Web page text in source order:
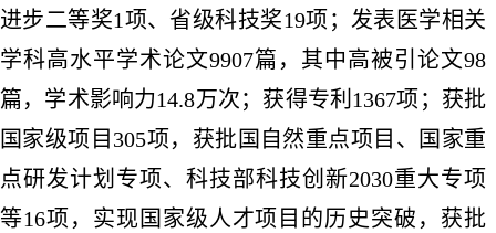
进步二等奖1项、 省级科技奖19项 ； 发表医学相关
学科高水平学术论文9907篇 ， 其中高被引论文98
篇，学术影响力14.8万次； 获得专利 1367项 ； 获批
国家级项目 305项，获批国 自然重点项目 、
国家重
点研发计划专项、科技部科技创新2030重大专项
等16项， 实现国家级人才项目的历史突破，获批